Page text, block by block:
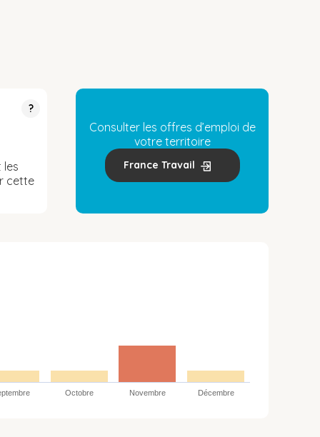
?
les
cette
Consulter les offres d’emploi de
votre territoire
France Travail
Octobre Novembre Décembre